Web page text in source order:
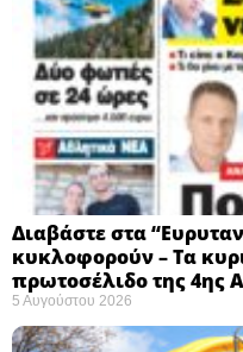
Διαβάστε στα
κυκλοφορούν – Τα
πρωτοσέλιδο της 4ης
5 Αυγούστου 2026